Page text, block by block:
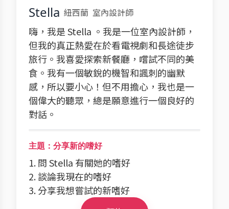
Stella 紐西蘭 室內設計師
嗨，我是 Stella 。我是一位室內設計師，
但我的真正熱愛在於看電視劇和長途徒步
旅行。我喜愛探索新餐廳，嚐試不同的美
食。我有一個敏銳的機智和諷刺的幽默
感，所以要小心！但不用擔心，我也是一
個偉大的聽眾，總是願意進行一個良好的
對話。
主題：分享新的嗜好
1. 問 Stella 有關她的嗜好
2. 談論我現在的嗜好
3. 分享我想嘗試的新嗜好